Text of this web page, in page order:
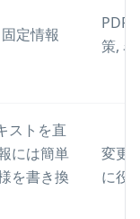
定情報
PDF
策,
ストを直
には簡単
を書き換
変更
に役